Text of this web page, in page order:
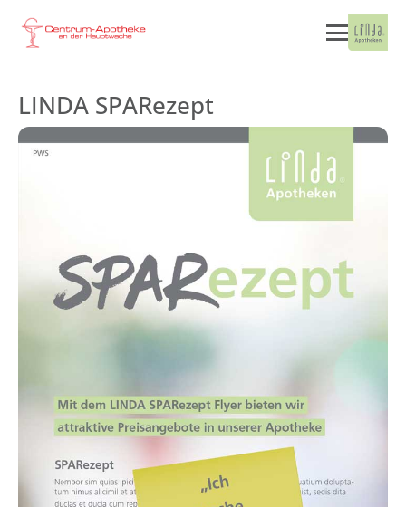
LINDA SPARezept